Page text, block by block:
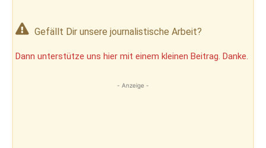
Gefällt Dir unsere journalistische Arbeit?
Dann unterstütze uns hier mit einem kleinen Beitrag. Danke.
- Anzeige -